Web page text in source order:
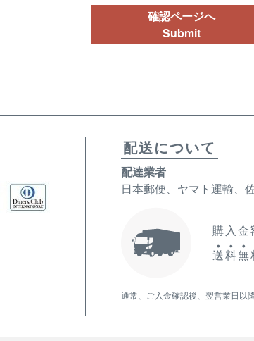
確認ページへ
Submit
配送について
配達業者
日本郵便、ヤマト運輸、
購入
送料無
通常、ご入金確認後、翌営業日以